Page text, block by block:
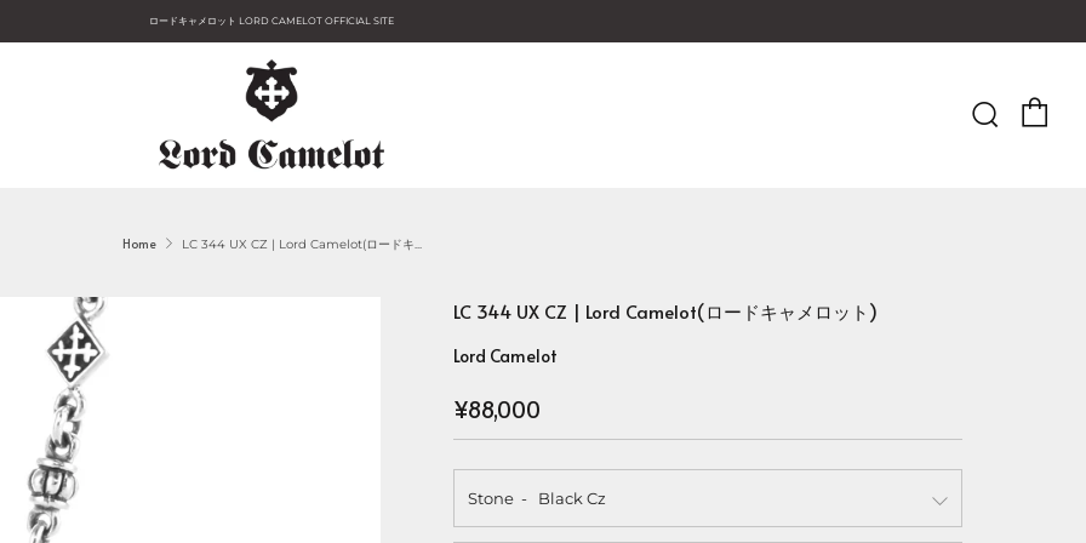
ロードキャメロット LORD CAMELOT OFFICIAL SITE
Search
Home LC 344 UX CZ | Lord Camelot(ロードキ...
LC 344 UX CZ | Lord Camelot(ロードキャメロット)
Lord Camelot
Regular
price
¥88,000
Stone